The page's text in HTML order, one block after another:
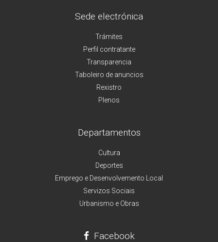
Sede electrónica
Trámites
Perfil contratante
Transparencia
Taboleiro de anuncios
Rexistro
Plenos
Departamentos
Cultura
Deportes
Emprego e Desenvolvemento Local
Servizos Sociais
Urbanismo e Obras
Facebook